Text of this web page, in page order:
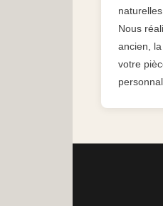
Nous
ancien,
votre